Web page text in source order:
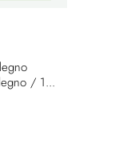
/ 1...